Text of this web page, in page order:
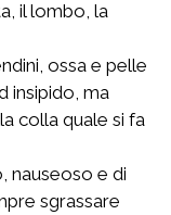
il lombo, la
ossa e pelle
insipido, ma
colla quale si fa
nauseoso e di
sgrassare